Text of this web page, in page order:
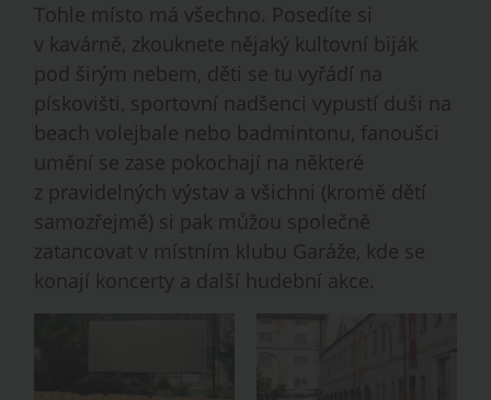
Tohle místo má všechno. Posedíte si
v kavárně, zkouknete nějaký kultovní biják
pod širým nebem, děti se tu vyřádí na
pískovišti, sportovní nadšenci vypustí duši na
beach volejbale nebo badmintonu, fanoušci
umění se zase pokochají na některé
z pravidelných výstav a všichni (kromě dětí
samozřejmě) si pak můžou společně
zatancovat v místním klubu Garáže, kde se
konají koncerty a další hudební akce.